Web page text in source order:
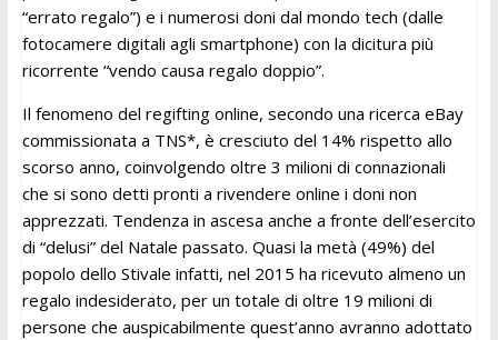
“errato regalo”) e i numerosi doni dal mondo tech (dalle
fotocamere digitali agli smartphone) con la dicitura più
ricorrente “vendo causa regalo doppio”.
Il fenomeno del regifting online, secondo una ricerca eBay
commissionata a TNS*, è cresciuto del 14% rispetto allo
scorso anno, coinvolgendo oltre 3 milioni di connazionali
che si sono detti pronti a rivendere online i doni non
apprezzati. Tendenza in ascesa anche a fronte dell’esercito
di “delusi” del Natale passato. Quasi la metà (49%) del
popolo dello Stivale infatti, nel 2015 ha ricevuto almeno un
regalo indesiderato, per un totale di oltre 19 milioni di
persone che auspicabilmente quest’anno avranno adottato